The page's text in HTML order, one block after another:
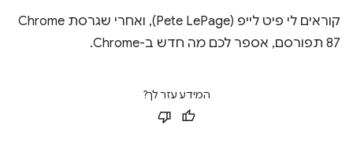
קוראים לי פיט לייפ (Pete LePage), ואחרי שגרסת Chrome
87 תפורסם, אספר לכם מה חדש ב-Chrome.
המידע עזר לך?